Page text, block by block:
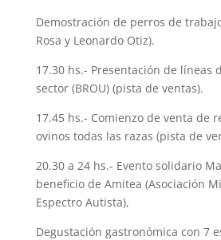
Demostración de perros de
Rosa y Leonardo Otiz).
17.30 hs.- Presentación de líneas
sector (BROU) (pista de ventas).
17.45 hs.- Comienzo de venta de
ovinos todas las razas (pista de
20.30 a 24 hs.- Evento solidario
beneficio de Amitea (Asociación
Espectro Autista),
Degustación gastronómica con 7